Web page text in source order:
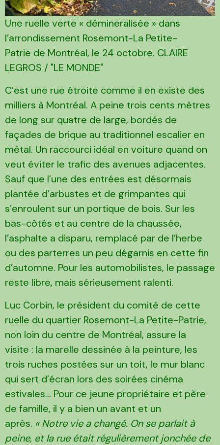
Une ruelle verte « démineralisée » dans
l’arrondissement Rosemont-La Petite-
Patrie de Montréal, le 24 octobre. CLAIRE
LEGROS / "LE MONDE"
C’est une rue étroite comme il en existe des
milliers à Montréal. A peine trois cents mètres
de long sur quatre de large, bordés de
façades de brique au traditionnel escalier en
métal. Un raccourci idéal en voiture quand on
veut éviter le trafic des avenues adjacentes.
Sauf que l’une des entrées est désormais
plantée d’arbustes et de grimpantes qui
s’enroulent sur un portique de bois. Sur les
bas-côtés et au centre de la chaussée,
l’asphalte a disparu, remplacé par de l’herbe
ou des parterres un peu dégarnis en cette fin
d’automne. Pour les automobilistes, le passage
reste libre, mais sérieusement ralenti.
Luc Corbin, le président du comité de cette
ruelle du quartier Rosemont-La Petite-Patrie,
non loin du centre de Montréal, assure la
visite : la marelle dessinée à la peinture, les
trois ruches postées sur un toit, le mur blanc
qui sert d’écran lors des soirées cinéma
estivales… Pour ce jeune propriétaire et père
de famille, il y a bien un avant et un
après. « Notre vie a changé. On se parlait à
peine, et la rue était régulièrement jonchée de